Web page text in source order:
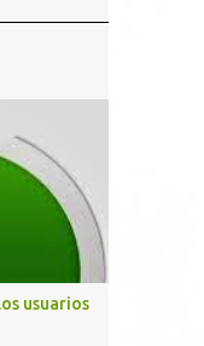
usuarios